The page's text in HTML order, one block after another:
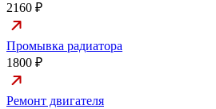
2160 ₽
Промывка радиатора
1800 ₽
Ремонт двигателя